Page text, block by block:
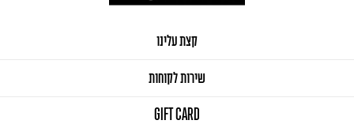
קצת עלינו
שירות לקוחות
GIFT CARD